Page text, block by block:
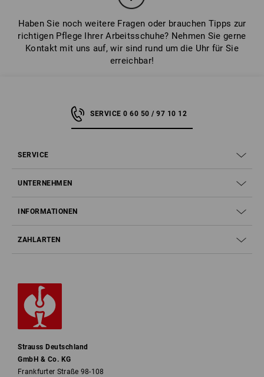
Haben Sie noch weitere Fragen oder brauchen Tipps zur
richtigen Pflege Ihrer Arbeitsschuhe? Nehmen Sie gerne
Kontakt mit uns auf, wir sind rund um die Uhr für Sie
erreichbar!
SERVICE 0 60 50 / 97 10 12
SERVICE
UNTERNEHMEN
INFORMATIONEN
ZAHLARTEN
Strauss Deutschland
GmbH & Co. KG
Frankfurter Straße 98-108